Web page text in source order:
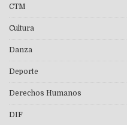
CTM
Cultura
Danza
Deporte
Derechos Humanos
DIF